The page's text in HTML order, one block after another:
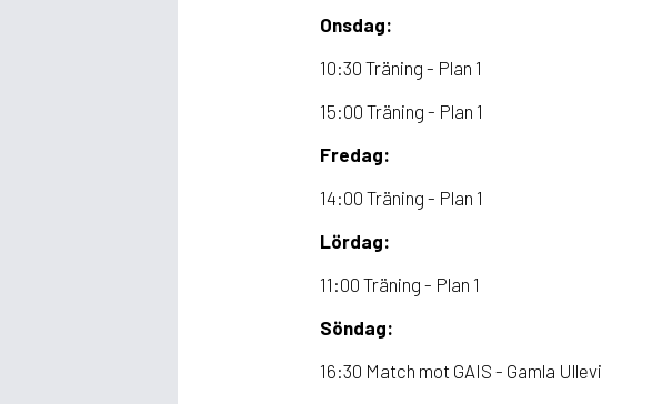
Onsdag:
10:30 Träning - Plan 1
15:00 Träning - Plan 1
Fredag:
14:00 Träning - Plan 1
Lördag:
11:00 Träning - Plan 1
Söndag:
16:30 Match mot GAIS - Gamla Ullevi